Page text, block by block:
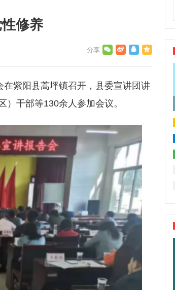
修养
在紫阳县蒿坪镇召开，县委宣讲团讲
干部等130余人参加会议。